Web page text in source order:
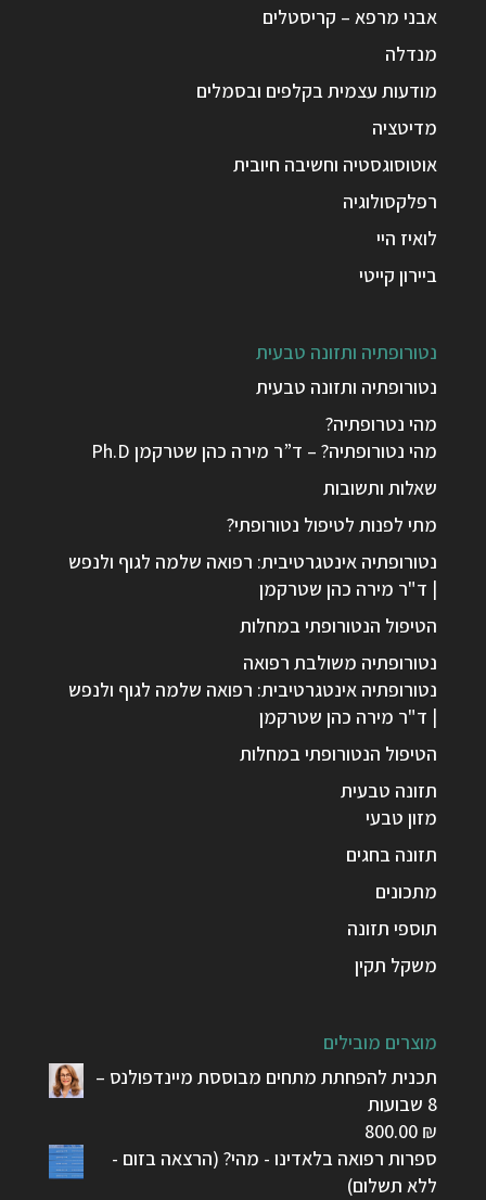
אבני מרפא – קריסטלים
מנדלה
מודעות עצמית בקלפים ובסמלים
מדיטציה
אוטוסוגסטיה וחשיבה חיובית
רפלקסולוגיה
לואיז היי
ביירון קייטי
נטורופתיה ותזונה טבעית
נטורופתיה ותזונה טבעית
מהי נטרופתיה?
מהי נטורופתיה? – ד”ר מירה כהן שטרקמן Ph.D
שאלות ותשובות
מתי לפנות לטיפול נטורופתי?
נטורופתיה אינטגרטיבית: רפואה שלמה לגוף ולנפש
| ד"ר מירה כהן שטרקמן
הטיפול הנטורופתי במחלות
נטורופתיה משולבת רפואה
נטורופתיה אינטגרטיבית: רפואה שלמה לגוף ולנפש
| ד"ר מירה כהן שטרקמן
הטיפול הנטורופתי במחלות
תזונה טבעית
מזון טבעי
תזונה בחגים
מתכונים
תוספי תזונה
משקל תקין
מוצרים מובילים
תכנית להפחתת מתחים מבוססת מיינדפולנס –
8 שבועות
800.00 ₪
ספרות רפואה בלאדינו - מהי? (הרצאה בזום -
ללא תשלום)